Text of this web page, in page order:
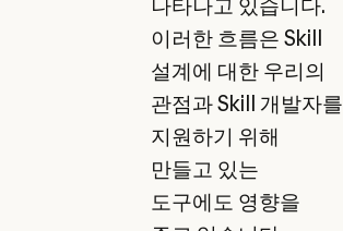
나타나고 있습니다.
이러한 흐름은 Skill
설계에 대한 우리의
관점과 Skill 개발자를
지원하기 위해
만들고 있는
도구에도 영향을